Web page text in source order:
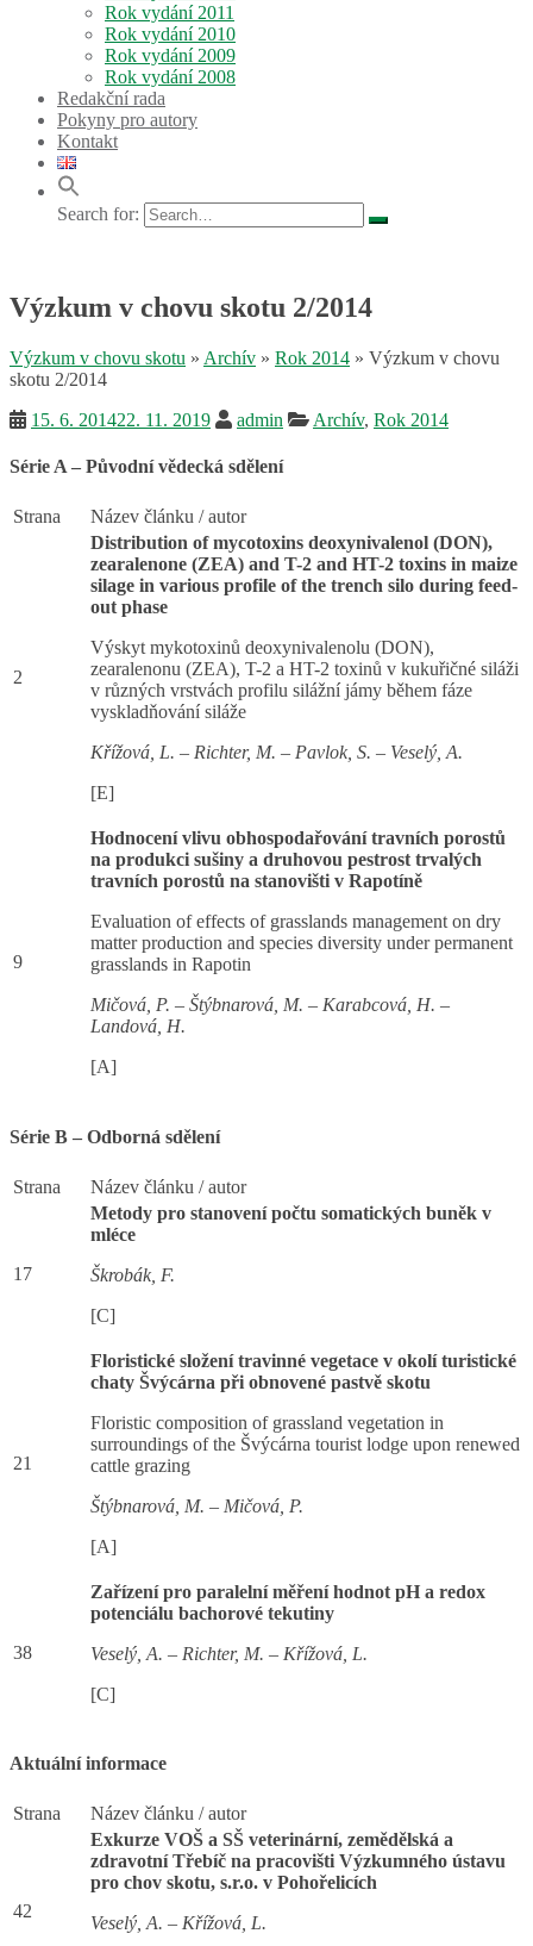
Rok vydání 2011
Rok vydání 2010
Rok vydání 2009
Rok vydání 2008
Redakční rada
Pokyny pro autory
Kontakt
Search for:
Výzkum v chovu skotu 2/2014
Výzkum v chovu skotu » Archív » Rok 2014 » Výzkum v chovu
skotu 2/2014
15. 6. 201422. 11. 2019 admin Archív, Rok 2014
Série A – Původní vědecká sdělení
Strana Název článku / autor
2
Distribution of mycotoxins deoxynivalenol (DON),
zearalenone (ZEA) and T-2 and HT-2 toxins in maize
silage in various profile of the trench silo during feed-
out phase
Výskyt mykotoxinů deoxynivalenolu (DON),
zearalenonu (ZEA), T-2 a HT-2 toxinů v kukuřičné siláži
v různých vrstvách profilu silážní jámy během fáze
vyskladňování siláže
Křížová, L. – Richter, M. – Pavlok, S. – Veselý, A.
[E]
9
Hodnocení vlivu obhospodařování travních porostů
na produkci sušiny a druhovou pestrost trvalých
travních porostů na stanovišti v Rapotíně
Evaluation of effects of grasslands management on dry
matter production and species diversity under permanent
grasslands in Rapotin
Mičová, P. – Štýbnarová, M. – Karabcová, H. –
Landová, H.
[A]
Série B – Odborná sdělení
Strana Název článku / autor
17
Metody pro stanovení počtu somatických buněk v
mléce
Škrobák, F.
[C]
21
Floristické složení travinné vegetace v okolí turistické
chaty Švýcárna při obnovené pastvě skotu
Floristic composition of grassland vegetation in
surroundings of the Švýcárna tourist lodge upon renewed
cattle grazing
Štýbnarová, M. – Mičová, P.
[A]
38
Zařízení pro paralelní měření hodnot pH a redox
potenciálu bachorové tekutiny
Veselý, A. – Richter, M. – Křížová, L.
[C]
Aktuální informace
Strana Název článku / autor
42
Exkurze VOŠ a SŠ veterinární, zemědělská a
zdravotní Třebíč na pracovišti Výzkumného ústavu
pro chov skotu, s.r.o. v Pohořelicích
Veselý, A. – Křížová, L.